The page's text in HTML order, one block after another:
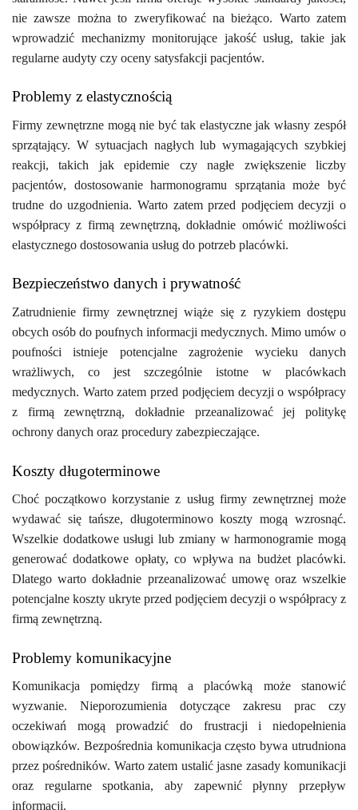
nie zawsze można to zweryfikować na bieżąco. Warto zatem
wprowadzić mechanizmy monitorujące jakość usług, takie jak
regularne audyty czy oceny satysfakcji pacjentów.
Problemy z elastycznością
Firmy zewnętrzne mogą nie być tak elastyczne jak własny zespół
sprzątający. W sytuacjach nagłych lub wymagających szybkiej
reakcji, takich jak epidemie czy nagłe zwiększenie liczby
pacjentów, dostosowanie harmonogramu sprzątania może być
trudne do uzgodnienia. Warto zatem przed podjęciem decyzji o
współpracy z firmą zewnętrzną, dokładnie omówić możliwości
elastycznego dostosowania usług do potrzeb placówki.
Bezpieczeństwo danych i prywatność
Zatrudnienie firmy zewnętrznej wiąże się z ryzykiem dostępu
obcych osób do poufnych informacji medycznych. Mimo umów o
poufności istnieje potencjalne zagrożenie wycieku danych
wrażliwych, co jest szczególnie istotne w placówkach
medycznych. Warto zatem przed podjęciem decyzji o współpracy
z firmą zewnętrzną, dokładnie przeanalizować jej politykę
ochrony danych oraz procedury zabezpieczające.
Koszty długoterminowe
Choć początkowo korzystanie z usług firmy zewnętrznej może
wydawać się tańsze, długoterminowo koszty mogą wzrosnąć.
Wszelkie dodatkowe usługi lub zmiany w harmonogramie mogą
generować dodatkowe opłaty, co wpływa na budżet placówki.
Dlatego warto dokładnie przeanalizować umowę oraz wszelkie
potencjalne koszty ukryte przed podjęciem decyzji o współpracy z
firmą zewnętrzną.
Problemy komunikacyjne
Komunikacja pomiędzy firmą a placówką może stanowić
wyzwanie. Nieporozumienia dotyczące zakresu prac czy
oczekiwań mogą prowadzić do frustracji i niedopełnienia
obowiązków. Bezpośrednia komunikacja często bywa utrudniona
przez pośredników. Warto zatem ustalić jasne zasady komunikacji
oraz regularne spotkania, aby zapewnić płynny przepływ
informacji.